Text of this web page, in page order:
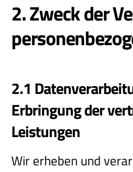
2. Zweck der
2.1
Erbringung der
Leistungen
Wir erheben und